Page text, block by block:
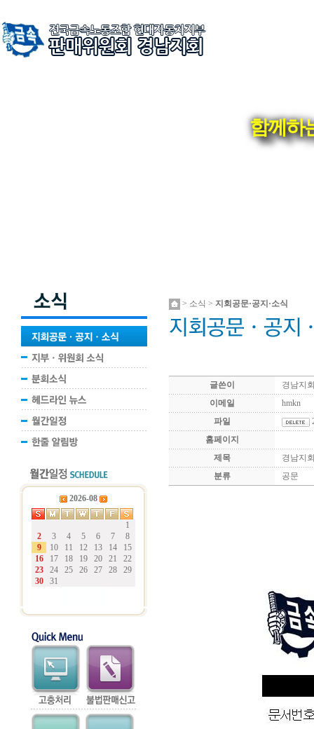
함께하
2026-08
1
2
3 4 5 6 7
8
9
10 11 12 13 14
15
16
17 18 19 20 21
22
23
24 25 26 27 28
29
30
31
> 소식 > 지회공문·공지·소식
글쓴이
경남지
이메일
hmkn
파일
홈페이지
제목
경남지
분류
공문